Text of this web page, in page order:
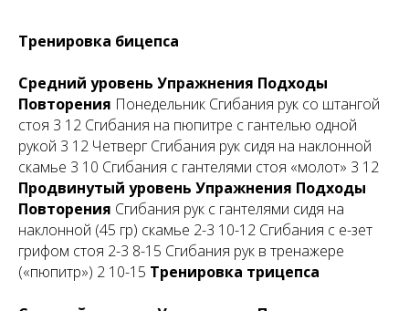
Тренировка бицепса
Средний уровень Упражнения Подходы
Повторения Понедельник Сгибания рук со штангой
стоя 3 12 Сгибания на пюпитре с гантелью одной
рукой 3 12 Четверг Сгибания рук сидя на наклонной
скамье 3 10 Сгибания с гантелями стоя «молот» 3 12
Продвинутый уровень Упражнения Подходы
Повторения Сгибания рук с гантелями сидя на
наклонной (45 гр) скамье 2-3 10-12 Сгибания с е-зет
грифом стоя 2-3 8-15 Сгибания рук в тренажере
(«пюпитр») 2 10-15 Тренировка трицепса